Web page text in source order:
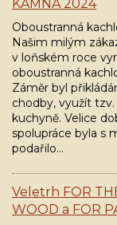
KAMNA 2024
Oboustranná
Našim milým
v loňském roce
oboustranná
Záměr byl
chodby, využít
kuchyně. Velice
spolupráce byla s
podařilo…
Veletrh FOR
WOOD a FOR